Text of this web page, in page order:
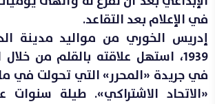
في الإعلام بعد التقاعد.
إدريس الخوري من مواليد مدينة
1939، استهل علاقته بالقلم من
في جريدة «المحرر» التي تحولت في
«الاتحاد الاشتراكي». طيلة